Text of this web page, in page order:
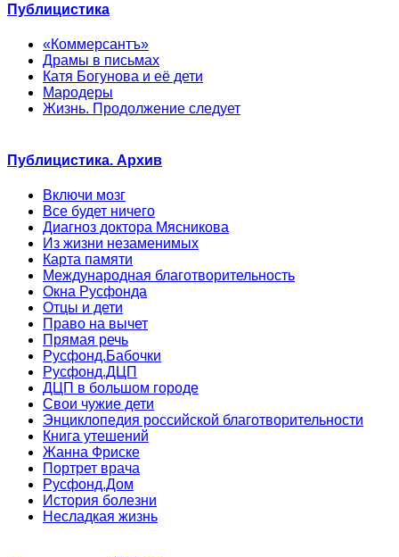
Публицистика
«Коммерсантъ»
Драмы в письмах
Катя Богунова и её дети
Мародеры
Жизнь. Продолжение следует
Публицистика. Архив
Включи мозг
Все будет ничего
Диагноз доктора Мясникова
Из жизни незаменимых
Карта памяти
Международная благотворительность
Окна Русфонда
Отцы и дети
Право на вычет
Прямая речь
Русфонд.Бабочки
Русфонд.ДЦП
ДЦП в большом городе
Свои чужие дети
Энциклопедия российской благотворительности
Книга утешений
Жанна Фриске
Портрет врача
Русфонд.Дом
История болезни
Несладкая жизнь